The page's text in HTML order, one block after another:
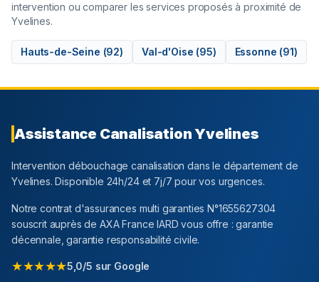
intervention ou comparer les services proposés à proximité de
Yvelines.
Hauts-de-Seine (92) Val-d'Oise (95) Essonne (91)
Assistance CanalisationYvelines
Intervention débouchage canalisation dans le département de
Yvelines. Disponible 24h/24 et 7j/7 pour vos urgences.
Notre contrat d'assurances multi garanties N°1655627304
souscrit auprès de AXA France IARD vous offre : garantie
décennale, garantie responsabilité civile.
★★★★★5,0/5 sur Google